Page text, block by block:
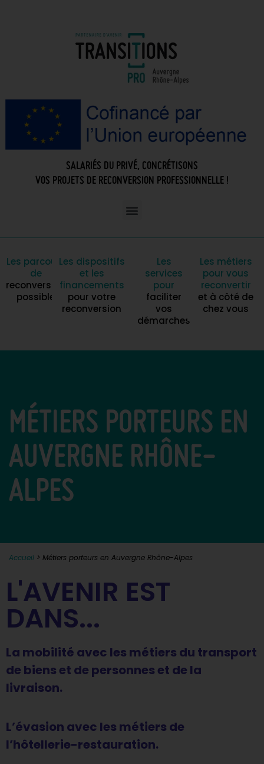
SALARIÉS DU PRIVÉ, CONCRÉTISONS
VOS PROJETS DE RECONVERSION PROFESSIONNELLE !
Les parcours
de
reconversion
possible
Les dispositifs
et les
financements
pour votre
reconversion
Les
services
pour
faciliter
vos
démarches
Les métiers
pour vous
reconvertir
et à côté de
chez vous
MÉTIERS PORTEURS EN
AUVERGNE RHÔNE-
ALPES
Accueil > Métiers porteurs en Auvergne Rhône-Alpes
L'AVENIR EST
DANS...
La mobilité avec les métiers du transport
de biens et de personnes et de la
livraison.
L’évasion avec les métiers de
l’hôtellerie-restauration.